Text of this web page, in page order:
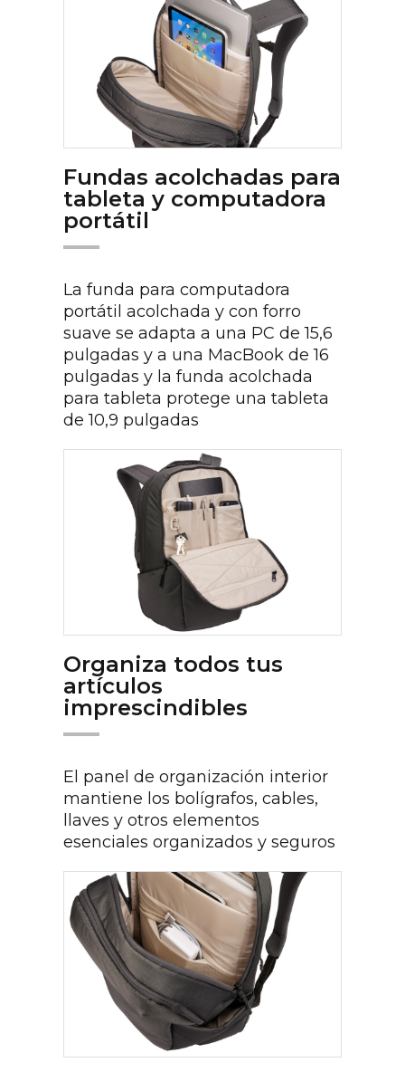
Fundas acolchadas para
tableta y computadora
portátil
La funda para computadora
portátil acolchada y con forro
suave se adapta a una PC de 15,6
pulgadas y a una MacBook de 16
pulgadas y la funda acolchada
para tableta protege una tableta
de 10,9 pulgadas
Organiza todos tus
artículos
imprescindibles
El panel de organización interior
mantiene los bolígrafos, cables,
llaves y otros elementos
esenciales organizados y seguros